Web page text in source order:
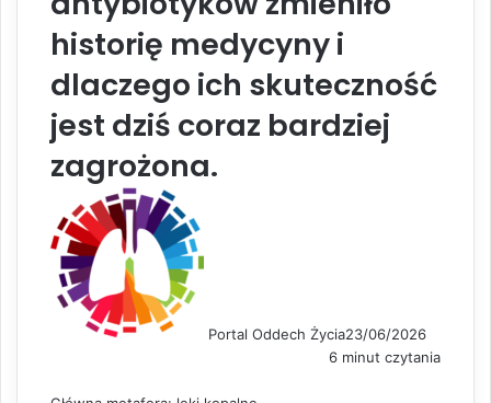
historię medycyny i
dlaczego ich skuteczność
jest dziś coraz bardziej
zagrożona.
Portal Oddech Życia23/06/2026
6 minut czytania